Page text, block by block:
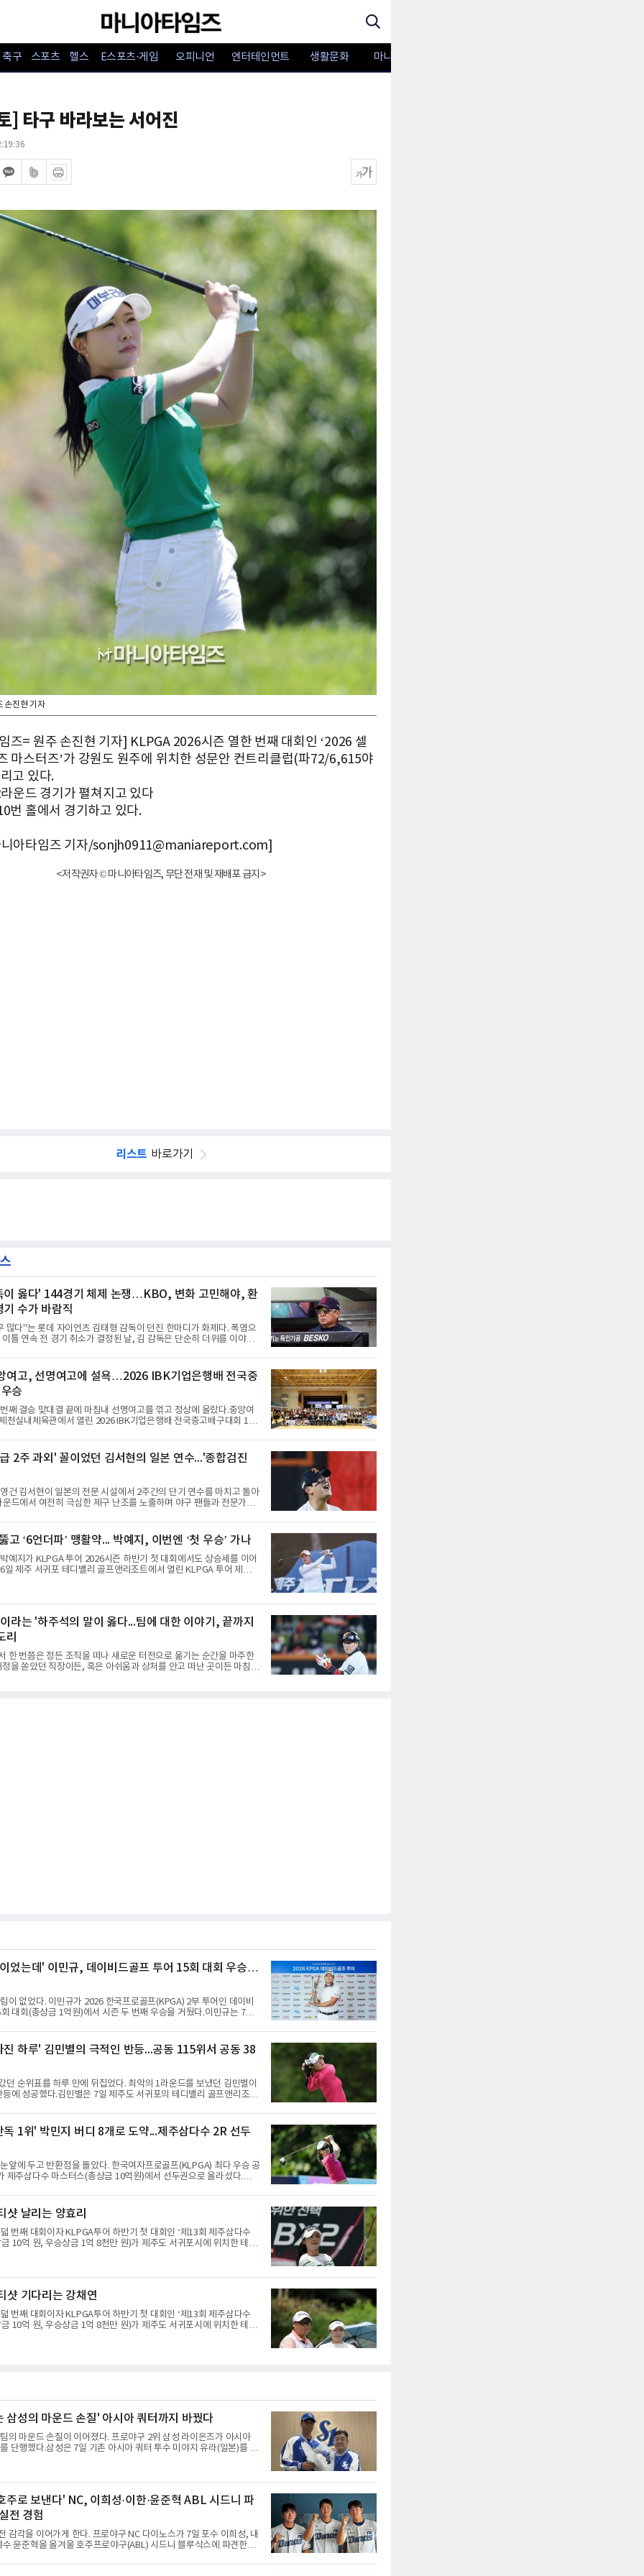
축구 스포츠 헬스 E스포츠·게임 오피니언 엔터테인먼트 생활문화 마니아TV
] 타구 바라보는 서어진
손진현 기자
즈= 원주 손진현 기자] KLPGA 2026시즌 열한 번째 대회인 ‘2026 셀
마스터즈’가 강원도 원주에 위치한 성문안 컨트리클럽(파72/6,615야
고 있다.
운드 경기가 펼쳐지고 있다
번 홀에서 경기하고 있다.
아타임즈 기자/sonjh0911@maniareport.com]
<저작권자 © 마니아타임즈, 무단 전재 및 재배포 금지>
리스트 바로가기
이 옳다' 144경기 체제 논쟁…KBO, 변화 고민해야, 환
기 수가 바람직
많다"는 롯데 자이언츠 김태형 감독이 던진 한마디가 화제다. 폭염으
틀 연속 전 경기 취소가 결정된 날, 김 감독은 단순히 더위를 이야기
한지 질문을 던졌다.물론 144경기가 세계적으로 특별히 많은 숫자
리그는 팀당 162경기, 일본프로야구도 143~144경기를 치른다. 숫
가 유난히 혹사 구조라고 말하기 어렵다.하지만 중요한 것은 숫자
다. 한국의 여름은 달라지고 있다. 과거와 비교하기 어려울 정도로 폭
해지고 있다. 여기에 장마, 이
여고, 선명여고에 설욕…2026 IBK기업은행배 전국중
승
째 결승 맞대결 끝에 마침내 선명여고를 꺾고 정상에 올랐다.중앙여
천실내체육관에서 열린 2026 IBK기업은행배 전국중고배구대회 18
차지했다.첫 세트를 13-25로 내주며 불안하게 출발한 중앙여고는 이
아 2세트부터 경기 주도권을 완전히 장악했다. 강한 서브와 탄탄한
리 세 세트를 따내며 짜릿한 역전승을 완성했다.이번 우승은 더욱 의
우승에 머물렀다. 그러나 세 번째
2주 과외' 꼴이었던 김서현의 일본 연수...'종합검진
건 김서현이 일본의 전문 시설에서 2주간의 단기 연수를 마치고 돌아
드에서 여전히 극심한 제구 난조를 노출하며 야구 팬들과 전문가들
것처럼 포장되었던 이번 연수는, 뚜껑을 열어보니 '제구력 5등급에
게 과외를 붙여 1등급을 기대한 꼴'이었다는 냉정한 평가를 피하기 어
서 투수의 제구력은 오랜 시간 투구폼을 반복하며 몸에 새겨진 일종
런스의 산물이다. 릴리스 포인트의 미세한 오차나 하체 활용의 불균
번의 교정 훈련과 실전 피드
고 ‘6언더파’ 맹활약... 박예지, 이번엔 ‘첫 우승’ 가나
예지가 KLPGA 투어 2026시즌 하반기 첫 대회에서도 상승세를 이어
일 제주 서귀포 테디밸리 골프앤리조트에서 열린 KLPGA 투어 제주삼
폭염을 피해가지 못했다. 대회장의 최고 기온은 35도에 달했다. 섬지
높아 체감온도는 더 높게 느껴졌다.하지만 박예지는 폭염 만큼이나
기력을 선보이며 첫 우승을 향한 발판을 마련했다.경기 후 박예지는
체력적으로 쉽지 않은 경기였지
라는 '하주석의 말이 옳다...팀에 대한 이야기, 끝까지
리
한 번쯤은 정든 조직을 떠나 새로운 터전으로 옮기는 순간을 마주한
을 쏟았던 직장이든, 혹은 아쉬움과 상처를 안고 떠난 곳이든 마침표
었는데' 이민규, 데이비드골프 투어 15회 대회 우승…
이 없었다. 이민규가 2026 한국프로골프(KPGA) 2부 투어인 데이비
대회(총상금 1억원)에서 시즌 두 번째 우승을 거뒀다.이민규는 7일
기 없이 9언더파로 개인 18홀 최저타를 세웠던 그는 최종 합계 17언더
2위 박태완과 안해천(이상 13언더파 129타)을 4타 차로 따돌렸다.
만원이다.여정에는 성장이 담겼다. 2021년 KPGA 프로로 입회해 2부
진 하루' 김민별의 극적인 반등...공동 115위서 공동 38
던 순위표를 하루 만에 뒤집었다. 최악의 1라운드를 보냈던 김민별이
에 성공했다.김민별은 7일 제주도 서귀포의 테디밸리 골프앤리조트
운드에서 보기 없이 버디만 7개를 잡아 7언더파 65타를 쳤다. 중간
타를 기록한 그는 전날 공동 115위에서 무려 77계단 뛰어오른 공동
했다. 이번 대회 컷 기준은 1오버파 145타였다.전날과는 딴판이었다.
이 유력해 보였던 그였다.반전의 흐
1위' 박민지 버디 8개로 도약...제주삼다수 2R 선두
앞에 두고 반환점을 돌았다. 한국여자프로골프(KLPGA) 최다 우승 공
제주삼다수 마스터스(총상금 10억원)에서 선두권으로 올라섰다.통산
보기 1개를 묶어 7언더파 65타를 쳤다. 1라운드에서 71타로 공동 30
는 8언더파 136타로 최정원, 문정민, 서어진, 신다인과 공동 2위에
독 선두 강채연(9언더파 135타)과는 한 타 차다.걸린 것이 크다. 지난
MBN 여자 오픈에서 통산 20승을 채운 박민지는 이번 대회에서 우승
최다 우승 단독 1위에 오른다.라
날리는 양효리
번째 대회이자 KLPGA투어 하반기 첫 대회인 ‘제13회 제주삼다수
10억 원, 우승상금 1억 8천만 원)가 제주도 서귀포시에 위치한 테디
기다리는 강채연
번째 대회이자 KLPGA투어 하반기 첫 대회인 ‘제13회 제주삼다수
10억 원, 우승상금 1억 8천만 원)가 제주도 서귀포시에 위치한 테디
삼성의 마운드 손질' 아시아 쿼터까지 바꿨다
의 마운드 손질이 이어졌다. 프로야구 2위 삼성 라이온즈가 아시아
단행했다.삼성은 7일 기존 아시아 쿼터 투수 미야지 유라(일본)를 한
그는 2022년 일본 프로야구 라쿠텐 골든이글스에 입단해 2025년까
기 2승 3패 10홀드 1세이브 평균자책점 5.10을 기록했다. 올해는 2군
알비렉스 소속으로 17경기에 등판해 5승 5패 평균자책점 4.36을 남
게 우승 경쟁을 하는 팀에서 뛰게
주로 보낸다' NC, 이희성·이한·윤준혁 ABL 시드니 파
전 경험
감각을 이어가게 한다. 프로야구 NC 다이노스가 7일 포수 이희성, 내
윤준혁을 올겨울 호주프로야구(ABL) 시드니 블루삭스에 파견한다
는 비시즌 기간 유망주들에게 실전 경기 경험을 주기 위해 파견 프로